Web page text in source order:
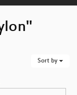
Sort by